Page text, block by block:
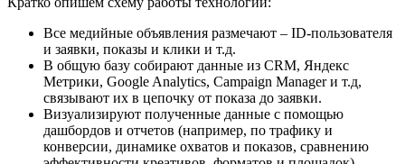
Все медийные объявления размечают – ID-пользователя
и заявки, показы и клики и т.д.
В общую базу собирают данные из CRM, Яндекс
Метрики, Google Analytics, Campaign Manager и т.д,
связывают их в цепочку от показа до заявки.
Визуализируют полученные данные с помощью
дашбордов и отчетов (например, по трафику и
конверсии, динамике охватов и показов, сравнению